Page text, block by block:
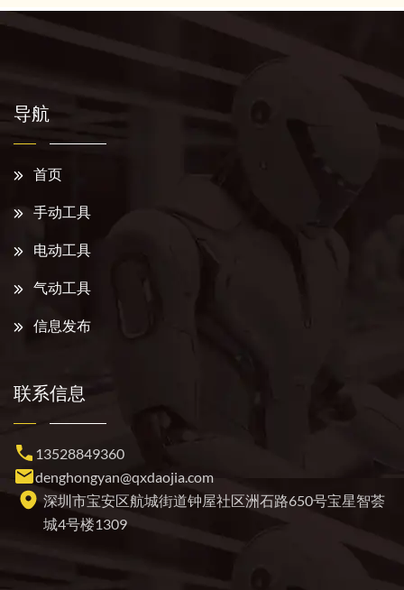
导航
首页
手动工具
电动工具
气动工具
信息发布
联系信息
13528849360
denghongyan@qxdaojia.com
深圳市宝安区航城街道钟屋社区洲石路650号宝星智荟
城4号楼1309